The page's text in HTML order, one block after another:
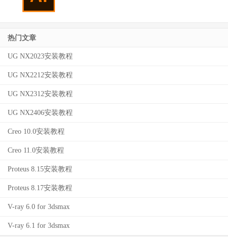
热门文章
UG NX2023安装教程
UG NX2212安装教程
UG NX2312安装教程
UG NX2406安装教程
Creo 10.0安装教程
Creo 11.0安装教程
Proteus 8.15安装教程
Proteus 8.17安装教程
V-ray 6.0 for 3dsmax
V-ray 6.1 for 3dsmax